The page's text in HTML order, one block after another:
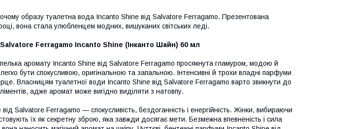
образу туалетна вода Incanto Shine від Salvatore Ferragamo. Презентована
вона стала улюбленцем модних, вишуканих світських леді.
Ferragamo Incanto Shine (Інканто Шайн) 60 мл
аромату Incanto Shine від Salvatore Ferragamo просякнута гламуром, модою й
бути спокусливою, оригінальною та запальною. Інтенсивні й трохи владні парфуми
Власницям туалетної води Incanto Shine від Salvatore Ferragamo варто звикнути до
адже аромат може вигідно виділяти з натовпу.
Salvatore Ferragamo — спокусливість, бездоганність і енергійність. Жінки, вибираючи
їх як секретну зброю, яка завжди досягає мети. Безмежна впевненість і сила